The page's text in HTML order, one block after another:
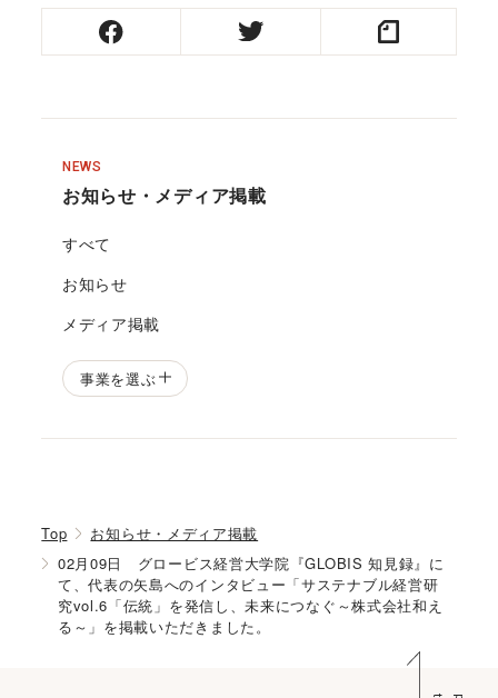
NEWS
お知らせ・メディア掲載
すべて
お知らせ
メディア掲載
事業を選ぶ
Top
お知らせ・メディア掲載
02月09日 グロービス経営大学院『GLOBIS 知見録』に
て、代表の矢島へのインタビュー「サステナブル経営研
究vol.6「伝統」を発信し、未来につなぐ～株式会社和え
る～」を掲載いただきました。